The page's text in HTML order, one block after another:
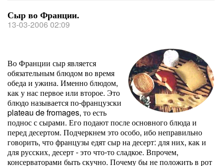
Сыр во Франции.
13-03-2006 02:09
Во Франции сыр является
обязательным блюдом во время
обеда и ужина. Именно блюдом,
как у нас первое или второе. Это
блюдо называется по-французски
plateau de fromages, то есть
поднос с сырами. Его подают после основного блюда и
перед десертом. Подчеркнем это особо, ибо неправильно
говорить, что французы едят сыр на десерт: для них, как и
для русских, десерт - это что-то сладкое. Впрочем,
консерваторами быть скучно. Почему бы не положить в рот